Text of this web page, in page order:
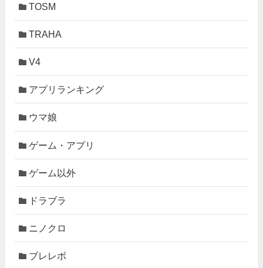
TOSM
TRAHA
V4
アプリランキング
ウマ娘
ゲーム・アプリ
ゲーム以外
ドラブラ
ニノクロ
ブレレボ